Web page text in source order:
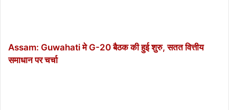
Assam: Guwahati मे G-20 बैठक की हुई शुरु, सतत वित्तीय
समाधान पर चर्चा